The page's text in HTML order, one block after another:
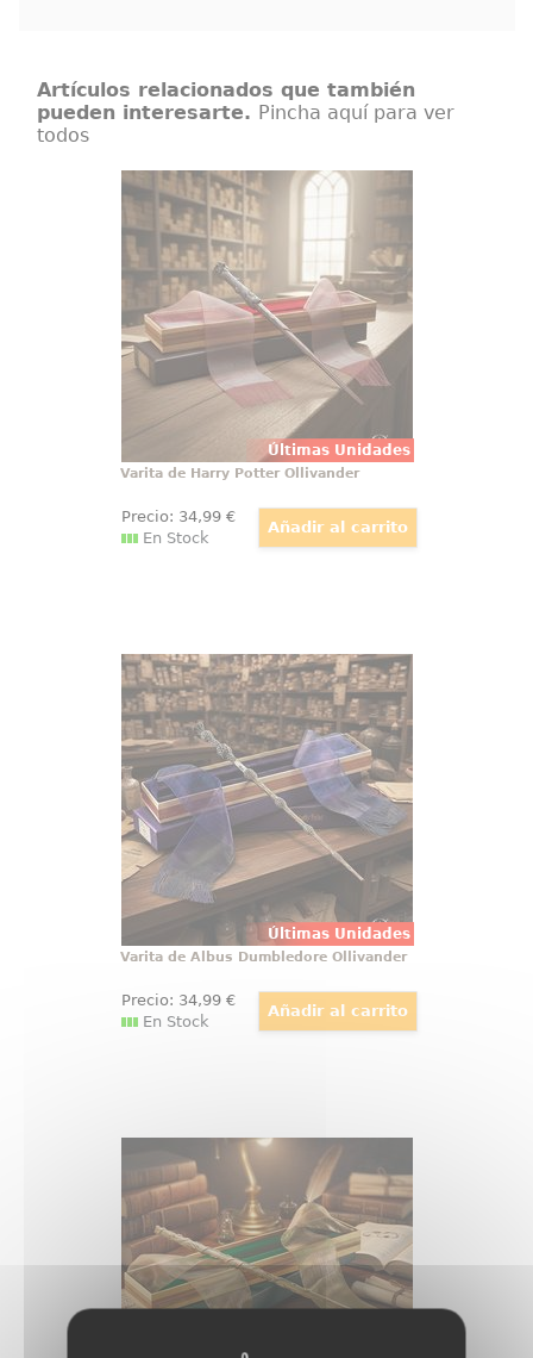
Artículos relacionados que también
pueden interesarte. Pincha aquí para ver
todos
Últimas Unidades
Varita de Harry Potter Ollivander
Varita de Harry Potter original con
licencia oficial, diseñada para
convertir cualquier colección en
una pieza con presencia propia
desde el primer vistazo. Esta
réplica de Harry Potter a escala
1:1 reúne acabado cuidado
Varita de Harry Potter Ollivander
Precio: 34,99€
En Stock
Últimas Unidades
Varita de Albus Dumbledore
Ollivander
Hay objetos que no se guardan, se
exhiben con orgullo, y la varita de
Albus Dumbledore pertenece a
esa categoría desde el primer
vistazo. Esta réplica oficial de
Harry Potter reúne elegancia,
simbolismo y acabado de
colección
Varita de Albus Dumbledore Ollivander
Precio: 34,99€
En Stock
Varita Hermione Granger Ollivander
Preciosa réplica oficial de la varita
de Hermione Granger, amiga de
Harry Potter. Viene en caja de
regalo con una cenefa de adorno.
Realizada en resina (Polyresin).
Escala 1:1,